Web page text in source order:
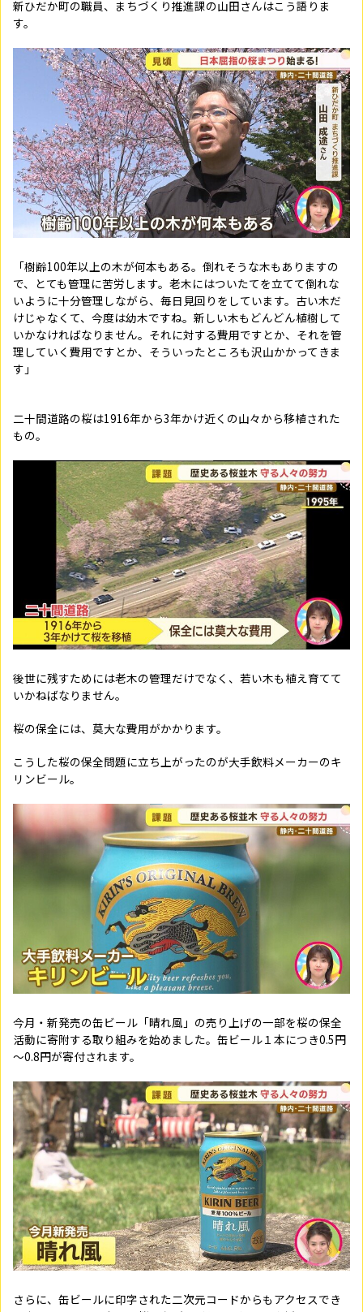
新ひだか町の職員、まちづくり推進課の山田さんはこう語りま
す。
「樹齢100年以上の木が何本もある。倒れそうな木もありますの
で、とても管理に苦労します。老木にはついたてを立てて倒れな
いように十分管理しながら、毎日見回りをしています。古い木だ
けじゃなくて、今度は幼木ですね。新しい木もどんどん植樹して
いかなければなりません。それに対する費用ですとか、それを管
理していく費用ですとか、そういったところも沢山かかってきま
す」
二十間道路の桜は1916年から3年かけ近くの山々から移植された
もの。
後世に残すためには老木の管理だけでなく、若い木も植え育てて
いかねばなりません。
桜の保全には、莫大な費用がかかります。
こうした桜の保全問題に立ち上がったのが大手飲料メーカーのキ
リンビール。
今月・新発売の缶ビール「晴れ風」の売り上げの一部を桜の保全
活動に寄附する取り組みを始めました。缶ビール１本につき0.5円
～0.8円が寄付されます。
さらに、缶ビールに印字された二次元コードからもアクセスでき